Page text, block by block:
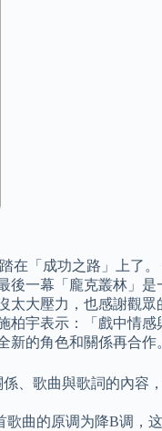
在「成功之路」上了
一幕「龐克叢林」是
太大壓力，也感謝觀眾
柏宇表示：「戲中情感
的角色和關係再合作
、歌曲與歌詞的內容
曲的原调为降B调，